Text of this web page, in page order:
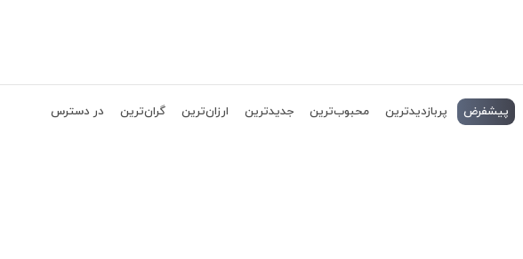
پیشفرض پربازدیدترین محبوب‌ترین جدیدترین ارزان‌ترین گران‌ترین در دسترس